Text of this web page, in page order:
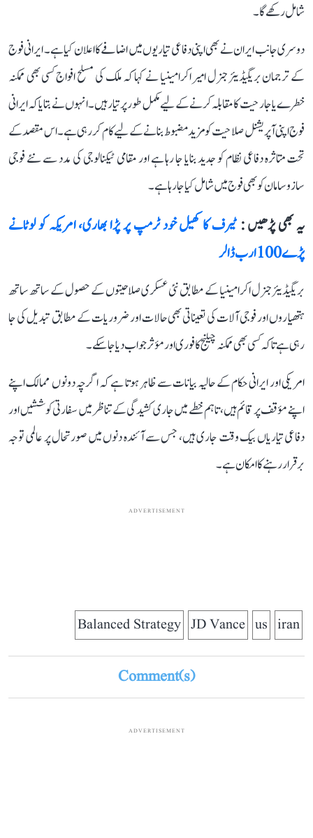
شامل رکھے گا۔
دوسری جانب ایران نے بھی اپنی دفاعی تیاریوں میں اضافے کا اعلان کیا ہے۔ ایرانی فوج
کے ترجمان بریگیڈیئر جنرل امیر اکرامینیا نے کہا کہ ملک کی مسلح افواج کسی بھی ممکنہ
خطرے یا جارحیت کا مقابلہ کرنے کے لیے مکمل طور پر تیار ہیں۔ انہوں نے بتایا کہ ایرانی
فوج اپنی آپریشنل صلاحیت کو مزید مضبوط بنانے کے لیے کام کر رہی ہے۔ اس مقصد کے
تحت متاثرہ دفاعی نظام کو جدید بنایا جا رہا ہے اور مقامی ٹیکنالوجی کی مدد سے نئے فوجی
سازوسامان کو بھی فوج میں شامل کیا جا رہا ہے۔
یہ بھی پڑھیں :ٹیرف کا کھیل خود ٹرمپ پر پڑا بھاری، امریکہ کو لوٹانے
پڑے 100 ارب ڈالر
بریگیڈیئر جنرل اکرامینیا کے مطابق نئی عسکری صلاحیتوں کے حصول کے ساتھ ساتھ
ہتھیاروں اور فوجی آلات کی تعیناتی بھی حالات اور ضروریات کے مطابق تبدیل کی جا
رہی ہے تاکہ کسی بھی ممکنہ چیلنج کا فوری اور مؤثر جواب دیا جا سکے۔
امریکی اور ایرانی حکام کے حالیہ بیانات سے ظاہر ہوتا ہے کہ اگرچہ دونوں ممالک اپنے
اپنے مؤقف پر قائم ہیں، تاہم خطے میں جاری کشیدگی کے تناظر میں سفارتی کوششیں اور
دفاعی تیاریاں بیک وقت جاری ہیں، جس سے آئندہ دنوں میں صورتحال پر عالمی توجہ
برقرار رہنے کا امکان ہے۔
ADVERTISEMENT
iran
us
JD Vance
Balanced Strategy
Comment(s)
ADVERTISEMENT